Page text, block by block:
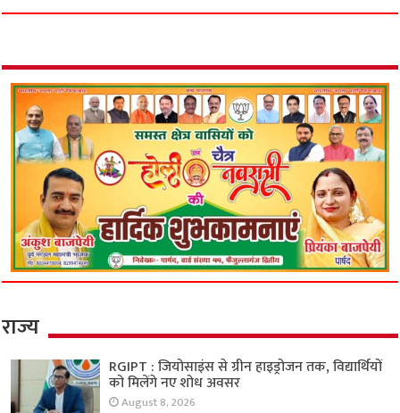
राज्य
RGIPT : जियोसाइंस से ग्रीन हाइड्रोजन तक, विद्यार्थियों
को मिलेंगे नए शोध अवसर
August 8, 2026